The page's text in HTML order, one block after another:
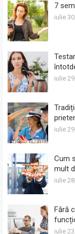
7
iulie
iulie
iulie
Cum
mult
iulie
Fără
iulie